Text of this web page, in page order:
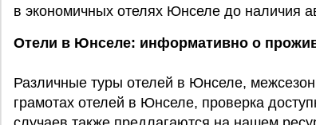
в экономичных отелях Юнселе до наличия
Отели в Юнселе: информативно о
Различные туры отелей в Юнселе,
грамотах отелей в Юнселе, проверка